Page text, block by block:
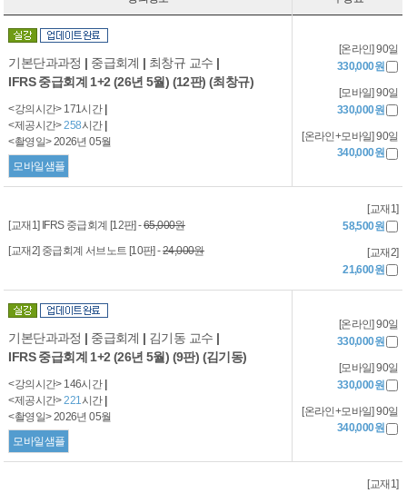
기본단과과정 | 중급회계 | 최창규 교수 |
IFRS 중급회계 1+2 (26년 5월) (12판) (최창규)
<강의시간> 171시간
<제공시간>258시간
<촬영일> 2026년 05월
모바일샘플
[온라인] 90일
330,000원
[모바일] 90일
330,000원
[온라인+모바일] 90일
340,000원
[교재1] IFRS 중급회계 [12판] -65,000원
[교재2] 중급회계 서브노트 [10판] -24,000원
[교재1]
58,500원
[교재2]
21,600원
기본단과과정 | 중급회계 | 김기동 교수 |
IFRS 중급회계 1+2 (26년 5월) (9판) (김기동)
<강의시간> 146시간
<제공시간>221시간
<촬영일> 2026년 05월
모바일샘플
[온라인] 90일
330,000원
[모바일] 90일
330,000원
[온라인+모바일] 90일
340,000원
[교재1]